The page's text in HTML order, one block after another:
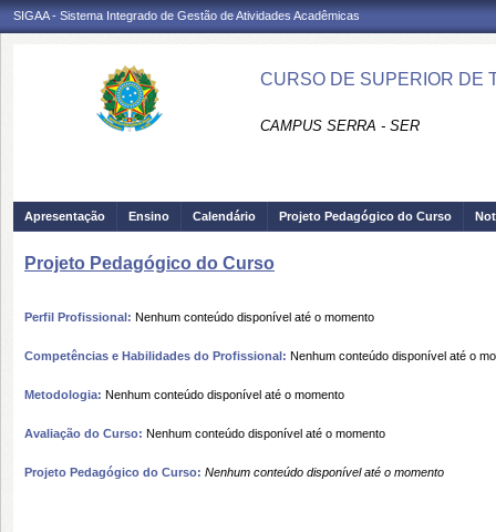
SIGAA - Sistema Integrado de Gestão de Atividades Acadêmicas
CURSO DE SUPERIOR DE
CAMPUS SERRA - SER
Apresentação Ensino Calendário Projeto Pedagógico do Curso
Projeto Pedagógico do Curso
Perfil Profissional: Nenhum conteúdo disponível até o momento
Competências e Habilidades do Profissional: Nenhum conteúdo disponível até o
Metodologia: Nenhum conteúdo disponível até o momento
Avaliação do Curso: Nenhum conteúdo disponível até o momento
Projeto Pedagógico do Curso: Nenhum conteúdo disponível até o momento